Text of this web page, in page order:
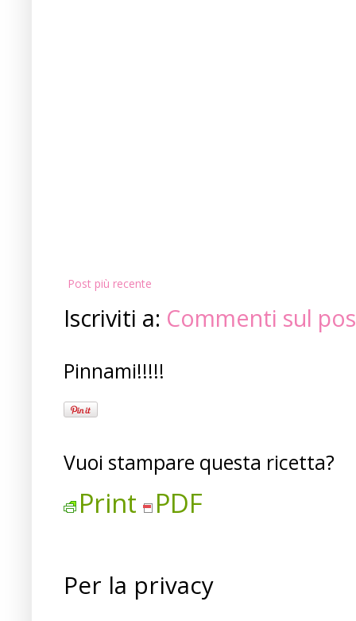
Post più recente
Iscriviti a: Commenti sul
Pinnami!!!!!
Vuoi stampare questa ricetta?
Print PDF
Per la privacy